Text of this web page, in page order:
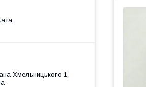
Хмельницького 1,